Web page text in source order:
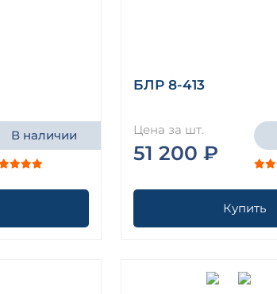
В наличии
БЛР 8-413
Цена за шт.
51 200 ₽
Купить